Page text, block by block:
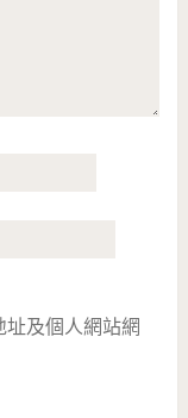
及個人網站網